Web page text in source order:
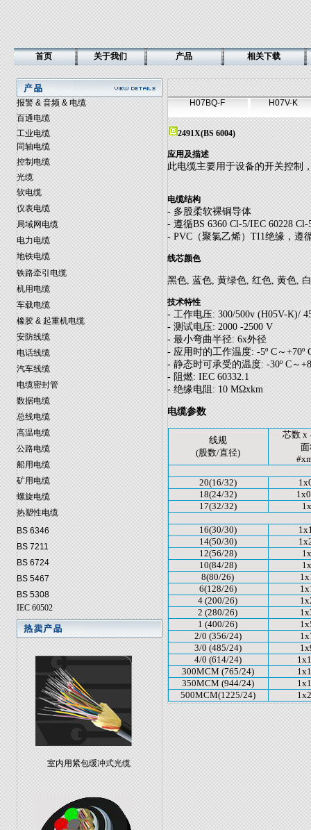
首页 关于我们 产品 相关下载
报警 & 音频 & 电缆
百通电缆
工业电缆
同轴电缆
控制电缆
光缆
软电缆
仪表电缆
局域网电缆
电力电缆
地铁电缆
铁路牵引电缆
机用电缆
车载电缆
橡胶 & 起重机电缆
安防线缆
电话线缆
汽车线缆
电缆密封管
数据电缆
总线电缆
高温电缆
公路电缆
船用电缆
矿用电缆
螺旋电缆
热塑性电缆
BS 6346
BS 7211
BS 6724
BS 5467
BS 5308
IEC 60502
室内用紧包缓冲式光缆
H07BQ-F H07V-K
2491X(BS 6004)
应用及描述
此电缆主要用于设备的开关控制
电缆结构
- 多股柔软裸铜导体
- 遵循BS 6360 Cl-5/IEC 60228 Cl-
- PVC（聚氯乙烯）TI1绝缘，遵
线芯颜色
黑色, 蓝色, 黄绿色, 红色, 黄色,
技术特性
- 工作电压: 300/500v (H05V-K)/
- 测试电压: 2000 -2500 V
- 最小弯曲半径: 6x外径
- 应用时的工作温度: -5º C～+70º
- 静态时可承受的温度: -30º C～
- 阻燃: IEC 60332.1
- 绝缘电阻: 10 MΩxkm
电缆参数
线规
(股数/直径)
芯数 x
20(16/32)
18(24/32)
17(32/32)
16(30/30)
14(50/30)
12(56/28)
10(84/28)
8(80/26)
6(128/26)
4 (200/26)
2 (280/26)
1 (400/26)
2/0 (356/24)
3/0 (485/24)
4/0 (614/24)
300MCM (765/24)
350MCM (944/24)
500MCM(1225/24)